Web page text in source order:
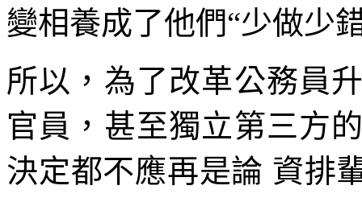
變相養成了他們“少做少
所以，為了改革公務員
官員，甚至獨立第三方
決定都不應再是論 資排